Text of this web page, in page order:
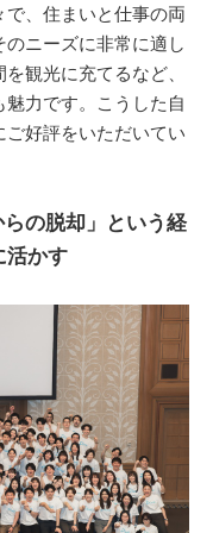
、住まいと仕事の両
ニーズに非常に適し
観光に充てるなど、
力です。こうした自
好評をいただいてい
の脱却」という経
活かす